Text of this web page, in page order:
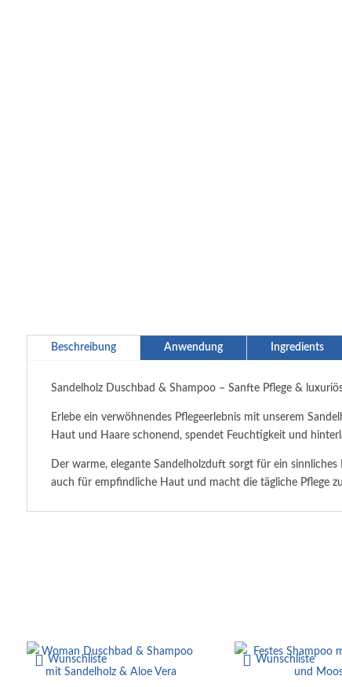
Beschreibung Anwendung Ingredients
Sandelholz Duschbad & Shampoo – Sanfte Pflege &
Erlebe ein verwöhnendes Pflegeerlebnis mit unserem
Haut und Haare schonend, spendet Feuchtigkeit und
Der warme, elegante Sandelholzduft sorgt für ein
auch für empfindliche Haut und macht die tägliche Pflege
Wunschliste Wunschliste